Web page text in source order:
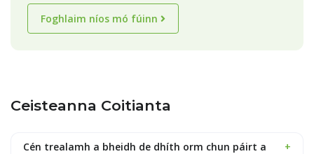
Foghlaim níos mó fúinn
Ceisteanna Coitianta
Cén trealamh a bheidh de dhíth orm chun páirt a
+